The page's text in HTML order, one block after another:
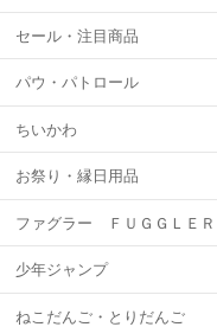
セール・注目商品
パウ・パトロール
ちいかわ
お祭り・縁日用品
ファグラー ＦＵＧＧＬＥＲ
少年ジャンプ
ねこだんご・とりだんご